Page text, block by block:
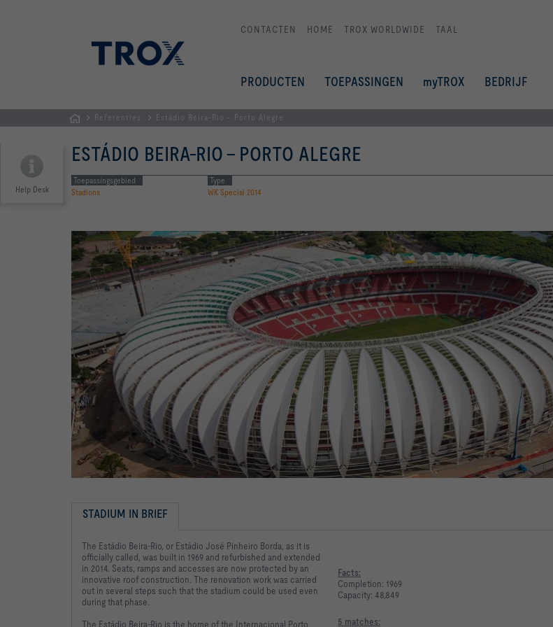
CONTACTEN HOME TROX WORLDWIDE TAAL
PRODUCTEN TOEPASSINGEN myTROX BEDRIJF
Referenties Estádio Beira-Rio - Porto Alegre
Help Desk
ESTÁDIO BEIRA-RIO - PORTO ALEGRE
Toepassingsgebied
Stadions
Type
WK Special 2014
STADIUM IN BRIEF
The Estádio Beira-Rio, or Estádio José Pinheiro Borda, as it is
officially called, was built in 1969 and refurbished and extended
in 2014. Seats, ramps and accesses are now protected by an
innovative roof construction. The renovation work was carried
out in several steps such that the stadium could be used even
during that phase.
The Estádio Beira-Rio is the home of the Internacional Porto
Facts:
Completion: 1969
Capacity: 48,849
5 matches: